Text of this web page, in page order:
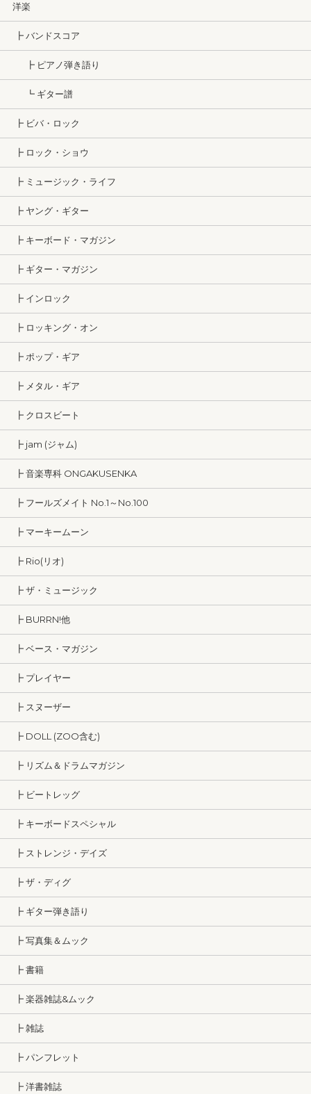
洋楽
┣ バンドスコア
┣ ピアノ弾き語り
┗ ギター譜
┣ ビバ・ロック
┣ ロック・ショウ
┣ ミュージック・ライフ
┣ ヤング・ギター
┣ キーボード・マガジン
┣ ギター・マガジン
┣ インロック
┣ ロッキング・オン
┣ ポップ・ギア
┣ メタル・ギア
┣ クロスビート
┣ jam (ジャム)
┣ 音楽専科 ONGAKUSENKA
┣ フールズメイト No.1～No.100
┣ マーキームーン
┣ Rio(リオ)
┣ ザ・ミュージック
┣ BURRN!他
┣ ベース・マガジン
┣ プレイヤー
┣ スヌーザー
┣ DOLL (ZOO含む)
┣ リズム＆ドラムマガジン
┣ ビートレッグ
┣ キーボードスペシャル
┣ ストレンジ・デイズ
┣ ザ・ディグ
┣ ギター弾き語り
┣ 写真集＆ムック
┣ 書籍
┣ 楽器雑誌&ムック
┣ 雑誌
┣ パンフレット
┣ 洋書雑誌